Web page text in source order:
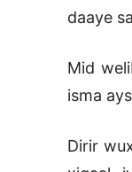
daaye
Mid
isma
Dirir